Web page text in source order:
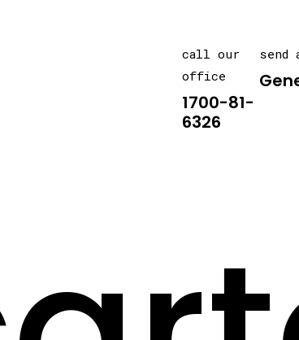
call our
office
1700-81-
6326
send